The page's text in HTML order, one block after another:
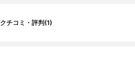
クチコミ・評判(1)